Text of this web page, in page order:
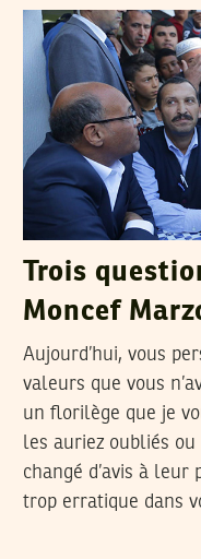
Trois
Moncef
Aujourd’hui, vous
valeurs que vous
un florilège que je
les auriez oubliés ou
changé d’avis à leur
trop erratique dans